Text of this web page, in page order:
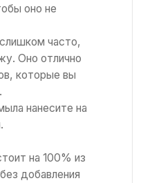
оно не
часто,
Оно отлично
которые вы
нанесите на
на 100% из
добавления